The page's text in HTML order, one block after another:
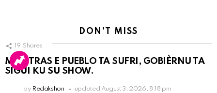
DON'T MISS
19 Shares
MIENTRAS E PUEBLO TA SUFRI, GOBIÈRNU TA
SIGUI KU SU SHOW.
by Redakshon updated August 3, 2026, 8:18 pm